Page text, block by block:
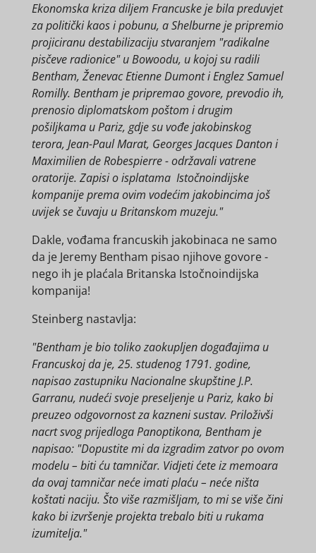
Ekonomska kriza diljem Francuske je bila preduvjet
za politički kaos i pobunu, a Shelburne je pripremio
projiciranu destabilizaciju stvaranjem "radikalne
pisčeve radionice" u Bowoodu, u kojoj su radili
Bentham, Ženevac Etienne Dumont i Englez Samuel
Romilly. Bentham je pripremao govore, prevodio ih,
prenosio diplomatskom poštom i drugim
pošiljkama u Pariz, gdje su vođe jakobinskog
terora, Jean-Paul Marat, Georges Jacques Danton i
Maximilien de Robespierre - održavali vatrene
oratorije. Zapisi o isplatama Istočnoindijske
kompanije prema ovim vodećim jakobincima još
uvijek se čuvaju u Britanskom muzeju."
Dakle, vođama francuskih jakobinaca ne samo
da je Jeremy Bentham pisao njihove govore -
nego ih je plaćala Britanska Istočnoindijska
kompanija!
Steinberg nastavlja:
"Bentham je bio toliko zaokupljen događajima u
Francuskoj da je, 25. studenog 1791. godine,
napisao zastupniku Nacionalne skupštine J.P.
Garranu, nudeći svoje preseljenje u Pariz, kako bi
preuzeo odgovornost za kazneni sustav. Priloživši
nacrt svog prijedloga Panoptikona, Bentham je
napisao: "Dopustite mi da izgradim zatvor po ovom
modelu – biti ću tamničar. Vidjeti ćete iz memoara
da ovaj tamničar neće imati plaću – neće ništa
koštati naciju. Što više razmišljam, to mi se više čini
kako bi izvršenje projekta trebalo biti u rukama
izumitelja."